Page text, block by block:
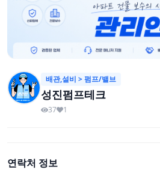
배관,설비 > 펌프/밸브
성진펌프테크
37 1
연락처 정보